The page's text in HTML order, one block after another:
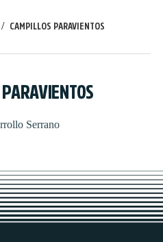
/ CAMPILLOS PARAVIENTOS
Serrano